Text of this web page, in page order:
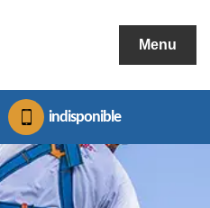
Menu
indisponible